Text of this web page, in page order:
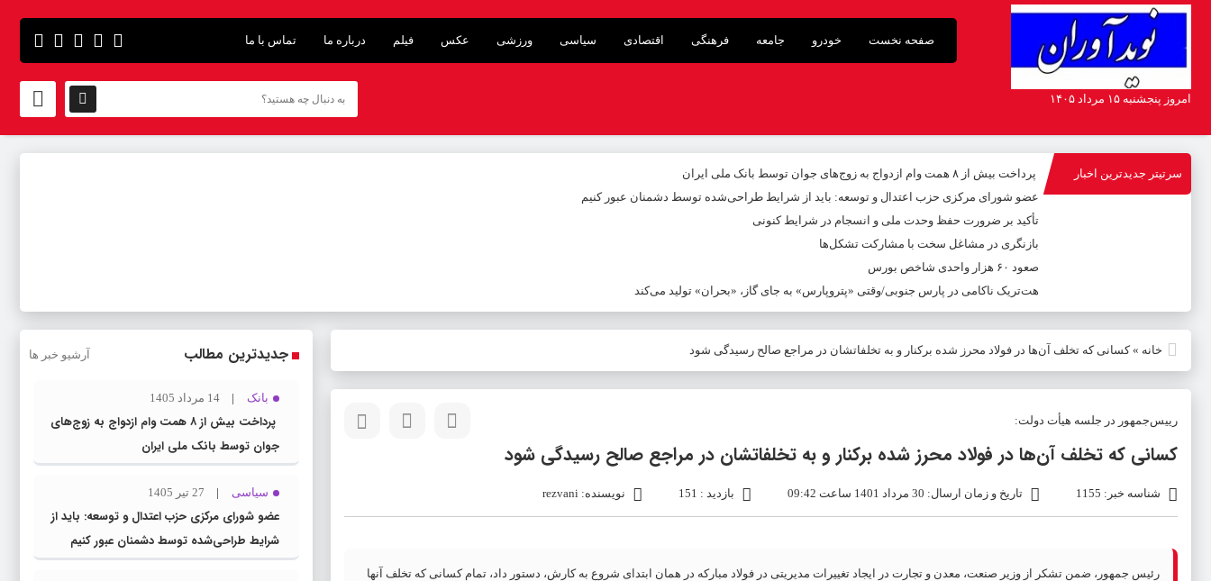
صفحه نخست خودرو جامعه فرهنگی اقتصادی سیاسی ورزشی عکس فیلم درباره ما تماس با ما
امروز پنجشنبه ۱۵ مرداد ۱۴۰۵
سرتیتر جدیدترین اخبار
پرداخت بیش از ۸ همت وام ازدواج به زوج‌های جوان توسط بانک ملی ایران
عضو شورای مرکزی حزب اعتدال و توسعه: باید از شرایط طراحی‌شده توسط دشمنان عبور کنیم
تأکید بر ضرورت حفظ وحدت ملی و انسجام در شرایط کنونی
بازنگری در مشاغل سخت با مشارکت تشکل‌ها
صعود ۶۰ هزار واحدی شاخص بورس
هت‌تریک ناکامی در پارس جنوبی/وقتی «پتروپارس» به جای گاز، «بحران» تولید می‌کند
خانه »کسانی که تخلف آن‌ها در فولاد محرز شده برکنار و به تخلفاتشان در مراجع صالح رسیدگی شود
رییس‌جمهور در جلسه هیأت دولت:
کسانی که تخلف آن‌ها در فولاد محرز شده برکنار و به تخلفاتشان در مراجع صالح رسیدگی شود
شناسه خبر: 1155 تاریخ و زمان ارسال: 30 مرداد 1401 ساعت 09:42 بازدید : 151 نویسنده: rezvani
رئیس جمهور، ضمن تشکر از وزیر صنعت، معدن و تجارت در ایجاد تغییرات مدیریتی در فولاد مبارکه در همان ابتدای شروع به کارش، دستور داد، تمام کسانی که تخلف آنها
جدیدترین مطالب آرشیو خبر ها
بانک 14 مرداد 1405
پرداخت بیش از ۸ همت وام ازدواج به زوج‌های
جوان توسط بانک ملی ایران
سیاسی 27 تیر 1405
عضو شورای مرکزی حزب اعتدال و توسعه: باید از
شرایط طراحی‌شده توسط دشمنان عبور کنیم